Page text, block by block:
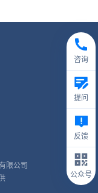
限公司
咨询
提问
反馈
公众号